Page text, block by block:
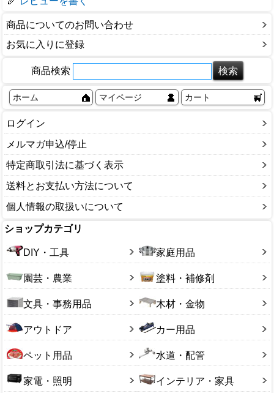
商品についてのお問い合わせ
お気に入りに登録
商品検索
ホーム マイページ カート
ログイン
メルマガ申込/停止
特定商取引法に基づく表示
送料とお支払い方法について
個人情報の取扱いについて
ショップカテゴリ
DIY・工具 家庭用品
園芸・農業 塗料・補修剤
文具・事務用品 木材・金物
アウトドア カー用品
ペット用品 水道・配管
家電・照明 インテリア・家具